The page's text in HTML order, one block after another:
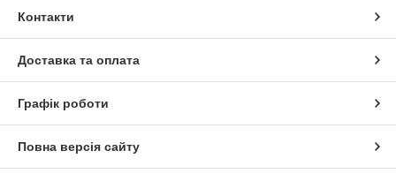
Контакти
Доставка та оплата
Графік роботи
Повна версія сайту